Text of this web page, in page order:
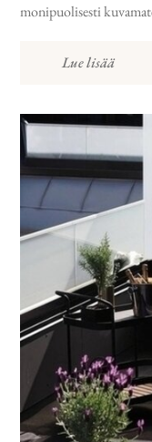
monipuolisesti
Lue lisää